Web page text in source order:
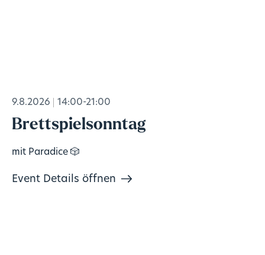
9.8.2026 14:00-21:00
Brettspielsonntag
mit Paradice 🎲
Event Details öffnen